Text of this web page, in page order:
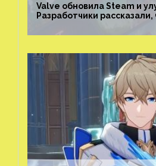
Valve обновила Steam и
Разработчики